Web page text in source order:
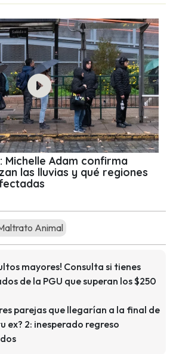
Michelle Adam confirma
las lluvias y qué regiones
Animal
mayores! Consulta si tienes
de la PGU que superan los $250
parejas que llegarían a la final de
ex? 2: inesperado regreso